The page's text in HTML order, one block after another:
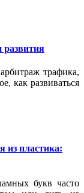
развития
трафика,
как развиваться
из пластика:
букв часто